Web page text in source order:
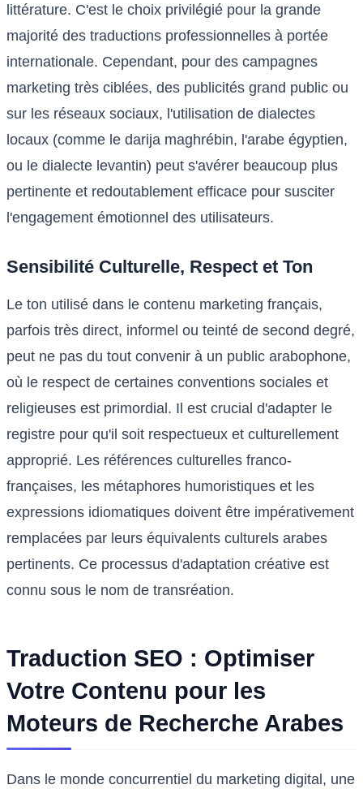
littérature. C'est le choix privilégié pour la grande
majorité des traductions professionnelles à portée
internationale. Cependant, pour des campagnes
marketing très ciblées, des publicités grand public ou
sur les réseaux sociaux, l'utilisation de dialectes
locaux (comme le darija maghrébin, l'arabe égyptien,
ou le dialecte levantin) peut s'avérer beaucoup plus
pertinente et redoutablement efficace pour susciter
l'engagement émotionnel des utilisateurs.
Sensibilité Culturelle, Respect et Ton
Le ton utilisé dans le contenu marketing français,
parfois très direct, informel ou teinté de second degré,
peut ne pas du tout convenir à un public arabophone,
où le respect de certaines conventions sociales et
religieuses est primordial. Il est crucial d'adapter le
registre pour qu'il soit respectueux et culturellement
approprié. Les références culturelles franco-
françaises, les métaphores humoristiques et les
expressions idiomatiques doivent être impérativement
remplacées par leurs équivalents culturels arabes
pertinents. Ce processus d'adaptation créative est
connu sous le nom de transréation.
Traduction SEO : Optimiser
Votre Contenu pour les
Moteurs de Recherche Arabes
Dans le monde concurrentiel du marketing digital, une